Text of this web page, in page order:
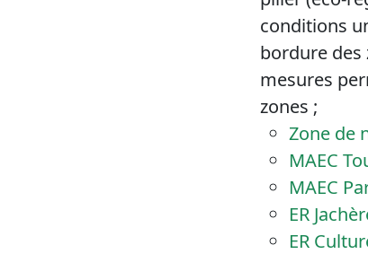
conditions
bordure des
mesures
zones ;
Zone de
MAEC
MAEC
ER
ER